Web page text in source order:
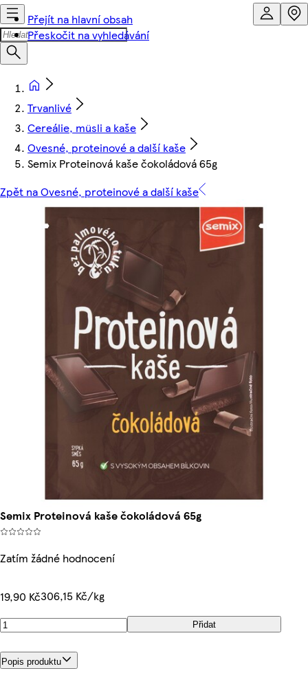
Přejít na hlavní obsah
Přeskočit na vyhledávání
Trvanlivé
Cereálie, müsli a kaše
Ovesné, proteinové a další kaše
Semix Proteinová kaše čokoládová 65g
Zpět na Ovesné, proteinové a další kaše
Semix Proteinová kaše čokoládová 65g
Zatím žádné hodnocení
19,90 Kč306,15 Kč/kg
Přidat
Popis produktu